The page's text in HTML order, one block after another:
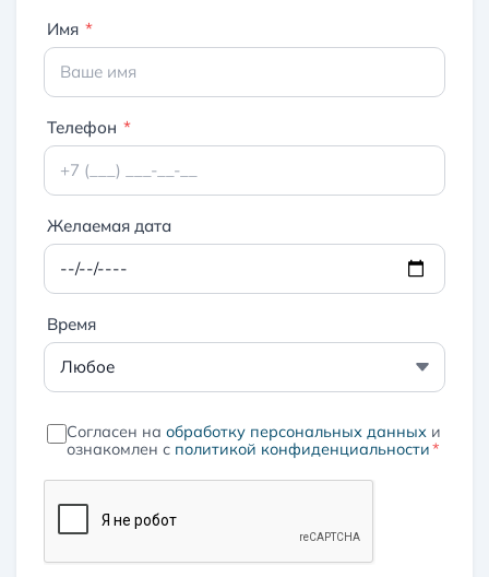
Имя *
Телефон *
Желаемая дата
Время
Согласен на обработку персональных данных и
ознакомлен с политикой конфиденциальности*